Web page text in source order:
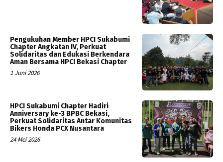
Pengukuhan Member HPCI Sukabumi
Chapter Angkatan IV, Perkuat
Solidaritas dan Edukasi Berkendara
Aman Bersama HPCI Bekasi Chapter
1 Juni 2026
HPCI Sukabumi Chapter Hadiri
Anniversary ke-3 BPBC Bekasi,
Perkuat Solidaritas Antar Komunitas
Bikers Honda PCX Nusantara
24 Mei 2026